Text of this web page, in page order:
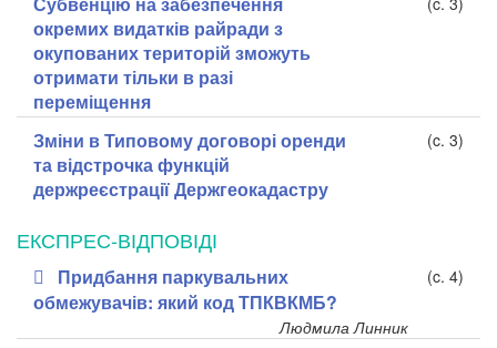
окремих видатків райради з
окупованих територій зможуть
отримати тільки в разі
переміщення
Зміни в Типовому договорі оренди
та відстрочка функцій
держреєстрації Держгеокадастру
(c. 3)
ЕКСПРЕС-ВІДПОВІДІ
Придбання паркувальних
обмежувачів: який код ТПКВКМБ?
(c. 4)
Людмила Линник